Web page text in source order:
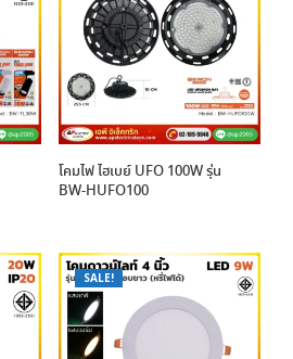
โคมไฟ ไฮเบย์ UFO 100W รุ่น
BW-HUFO100
SALE!